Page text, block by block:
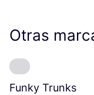
Otras
Funky Trunks